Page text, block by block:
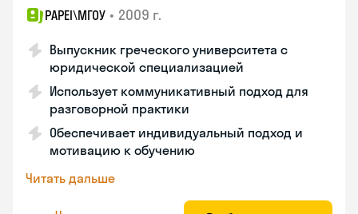
PAPEI\MГОУ • 2009 г.
Выпускник греческого университета с
юридической специализацией
Использует коммуникативный подход для
разговорной практики
Обеспечивает индивидуальный подход и
мотивацию к обучению
Читать дальше